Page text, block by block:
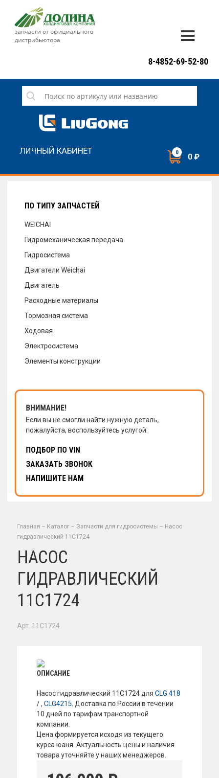
запчасти от официального
дистрибьютора
СЕРВИС
НОВОСТИ
8-4852-69-52-80
ЛИЧНЫЙ КАБИНЕТ 0 0 ₽
ПО ТИПУ ЗАПЧАСТЕЙ
WEICHAI
Гидромеханическая передача
Гидросистема
Двигатели Weichai
Двигатель
Расходные материалы
Тормозная система
Ходовая
Электросистема
Элементы конструкции
ВНИМАНИЕ!
Если вы не смогли найти нужную деталь,
пожалуйста, воспользуйтесь услугой:
ПОДБОР ПО VIN
ЗАКАЗАТЬ ЗВОНОК
НАПИШИТЕ НАМ
Главная – Каталог – Запчасти для гидросистемы – Насос
гидравлический 11С1724
НАСОС
ГИДРАВЛИЧЕСКИЙ
11С1724
Арт. 11C1724
ОПИСАНИЕ
Насос гидравлический 11С1724 для CLG 418
/ , CLG4215 . Доставка по России в течении
10 дней по тарифам транспортной
компании.
Цена формируется исходя из текущего
курса юаня. Актуальность цены и наличия
товара уточняйте у наших менеджеров.